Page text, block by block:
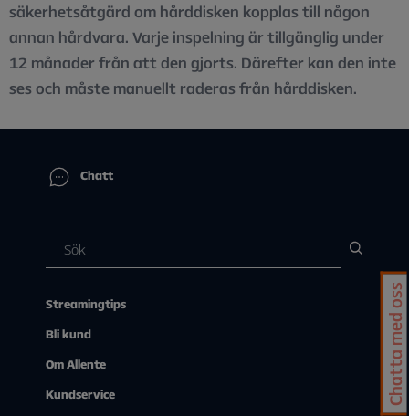
säkerhetsåtgärd om hårddisken kopplas till någon
annan hårdvara. ​Varje inspelning är tillgänglig under
12 månader från att den gjorts. Därefter kan den inte
ses och måste manuellt raderas från hårddisken.
Chatt
Streamingtips
Bli kund
Om Allente
Kundservice Chatta med oss